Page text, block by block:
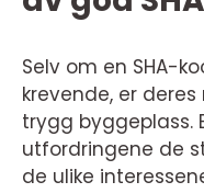
Selv om en SHA-
krevende, er
trygg byggeplass.
utfordringene de
de ulike